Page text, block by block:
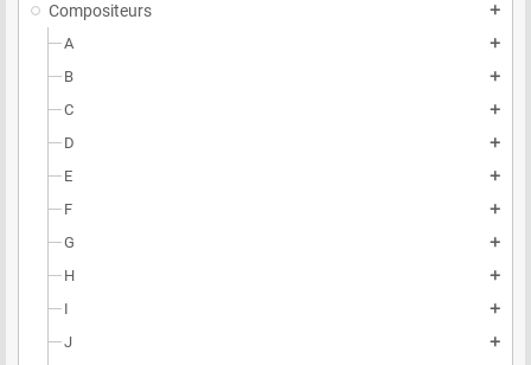
Compositeurs
add
A add
B add
C add
D add
E add
F add
G add
H add
I add
J add